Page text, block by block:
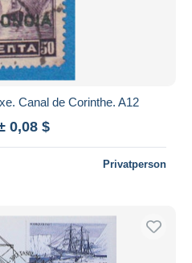
Canal de Corinthe. A12
0,08 $
Privatperson